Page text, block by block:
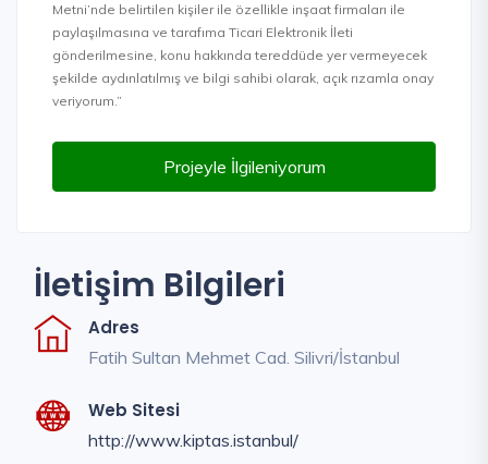
Metni’nde belirtilen kişiler ile özellikle inşaat firmaları ile
paylaşılmasına ve tarafıma Ticari Elektronik İleti
gönderilmesine, konu hakkında tereddüde yer vermeyecek
şekilde aydınlatılmış ve bilgi sahibi olarak, açık rızamla onay
veriyorum.”
Projeyle İlgileniyorum
İletişim Bilgileri
Adres
Fatih Sultan Mehmet Cad. Silivri/İstanbul
Web Sitesi
http://www.kiptas.istanbul/